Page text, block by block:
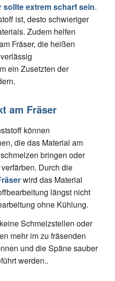
extrem scharf sein.
ist, desto schwieriger
Zudem helfen
Fräser, die heißen
ein Zusetzten der
am Fräser
können
die das Material am
bringen oder
Durch die
wird das Material
längst nicht
ohne Kühlung.
Schmelzstellen oder
mehr im zu fräsenden
und die Späne sauber
werden..